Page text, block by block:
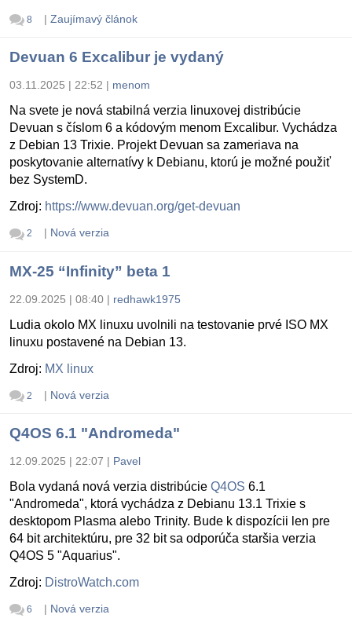
8 | Zaujímavý článok
Devuan 6 Excalibur je vydaný
03.11.2025 | 22:52 | menom
Na svete je nová stabilná verzia linuxovej distribúcie
Devuan s číslom 6 a kódovým menom Excalibur. Vychádza
z Debian 13 Trixie. Projekt Devuan sa zameriava na
poskytovanie alternatívy k Debianu, ktorú je možné použiť
bez SystemD.
Zdroj: https://www.devuan.org/get-devuan
2 | Nová verzia
MX-25 “Infinity” beta 1
22.09.2025 | 08:40 | redhawk1975
Ludia okolo MX linuxu uvolnili na testovanie prvé ISO MX
linuxu postavené na Debian 13.
Zdroj: MX linux
2 | Nová verzia
Q4OS 6.1 "Andromeda"
12.09.2025 | 22:07 | Pavel
Bola vydaná nová verzia distribúcie Q4OS 6.1
"Andromeda", ktorá vychádza z Debianu 13.1 Trixie s
desktopom Plasma alebo Trinity. Bude k dispozícii len pre
64 bit architektúru, pre 32 bit sa odporúča staršia verzia
Q4OS 5 "Aquarius".
Zdroj: DistroWatch.com
6 | Nová verzia